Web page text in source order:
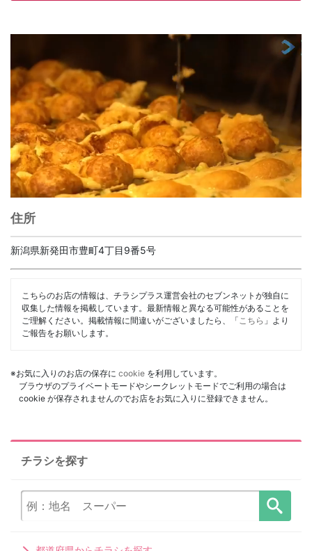
住所
新潟県新発田市豊町4丁目9番5号
こちらのお店の情報は、チラシプラス運営会社のセブンネットが独自に
収集した情報を掲載しています。最新情報と異なる可能性があることを
ご理解ください。掲載情報に間違いがございましたら、「 こちら 」より
ご報告をお願いします。
※お気に入りのお店の保存に cookie を利用しています。
ブラウザのプライベートモードやシークレットモードでご利用の場合は
cookie が保存されませんのでお店をお気に入りに登録できません。
チラシを探す